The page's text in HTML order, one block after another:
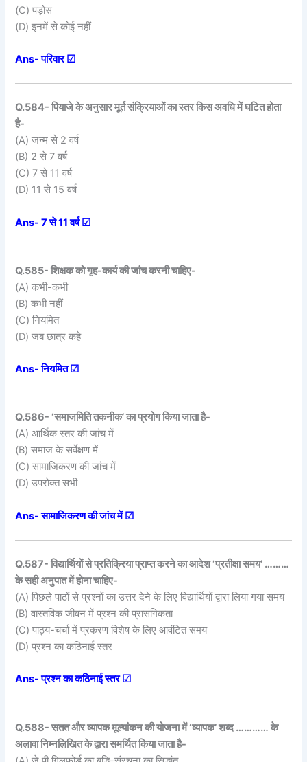
(C) पड़ोस
(D) इनमें से कोई नहीं
Ans- परिवार ☑
Q.584- पियाजे के अनुसार मूर्त संक्रियाओं का स्तर किस अवधि में घटित होता
है-
(A) जन्म से 2 वर्ष
(B) 2 से 7 वर्ष
(C) 7 से 11 वर्ष
(D) 11 से 15 वर्ष
Ans- 7 से 11 वर्ष ☑
Q.585- शिक्षक को गृह-कार्य की जांच करनी चाहिए-
(A) कभी-कभी
(B) कभी नहीं
(C) नियमित
(D) जब छात्र कहे
Ans- नियमित ☑
Q.586- ‘समाजमिति तकनीक’ का प्रयोग किया जाता है-
(A) आर्थिक स्तर की जांच में
(B) समाज के सर्वेक्षण में
(C) सामाजिकरण की जांच में
(D) उपरोक्त सभी
Ans- सामाजिकरण की जांच में ☑
Q.587- विद्यार्थियों से प्रतिक्रिया प्राप्त करने का आदेश ‘प्रतीक्षा समय’ ………
के सही अनुपात में होना चाहिए-
(A) पिछले पाठों से प्रश्नों का उत्तर देने के लिए विद्यार्थियों द्वारा लिया गया समय
(B) वास्तविक जीवन में प्रश्न की प्रासंगिकता
(C) पाठ्य-चर्चा में प्रकरण विशेष के लिए आवंटित समय
(D) प्रश्न का कठिनाई स्तर
Ans- प्रश्न का कठिनाई स्तर ☑
Q.588- सतत और व्यापक मूल्यांकन की योजना में ‘व्यापक’ शब्द ………… के
अलावा निम्नलिखित के द्वारा समर्थित किया जाता है-